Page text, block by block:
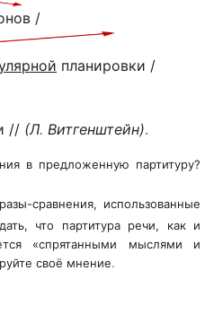
/
планировки /
// (Л. Витгенштейн).
в предложенную партитуру?
сравнения, использованные
что партитура речи, как и
«спрятанными мыслями и
своё мнение.